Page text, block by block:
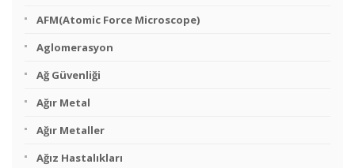
AFM(Atomic Force Microscope)
Aglomerasyon
Ağ Güvenliği
Ağır Metal
Ağır Metaller
Ağız Hastalıkları